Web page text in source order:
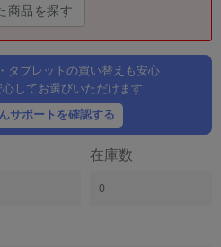
商品を探す
タブレットの買い替えも安心
してお選びいただけます
サポートを確認する
在庫数
0